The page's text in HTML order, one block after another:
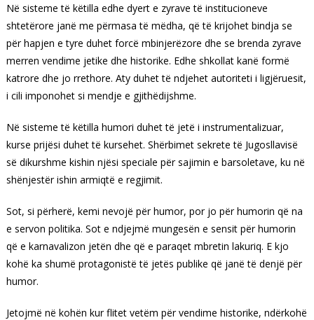
Në sisteme të këtilla edhe dyert e zyrave të institucioneve
shtetërore janë me përmasa të mëdha, që të krijohet bindja se
për hapjen e tyre duhet forcë mbinjerëzore dhe se brenda zyrave
merren vendime jetike dhe historike. Edhe shkollat kanë formë
katrore dhe jo rrethore. Aty duhet të ndjehet autoriteti i ligjëruesit,
i cili imponohet si mendje e gjithëdijshme.
Në sisteme të këtilla humori duhet të jetë i instrumentalizuar,
kurse prijësi duhet të kursehet. Shërbimet sekrete të Jugosllavisë
së dikurshme kishin njësi speciale për sajimin e barsoletave, ku në
shënjestër ishin armiqtë e regjimit.
Sot, si përherë, kemi nevojë për humor, por jo për humorin që na
e servon politika. Sot e ndjejmë mungesën e sensit për humorin
që e karnavalizon jetën dhe që e paraqet mbretin lakuriq. E kjo
kohë ka shumë protagonistë të jetës publike që janë të denjë për
humor.
Jetojmë në kohën kur flitet vetëm për vendime historike, ndërkohë